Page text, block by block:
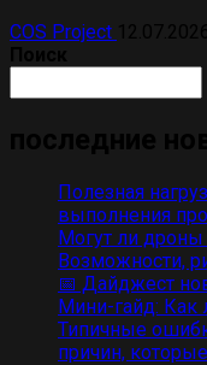
COS Project
Полезная
выполнения
Могут ли дроны
Возможности,
📅 Дайджест
Мини-гайд: Как
Типичные
причин,